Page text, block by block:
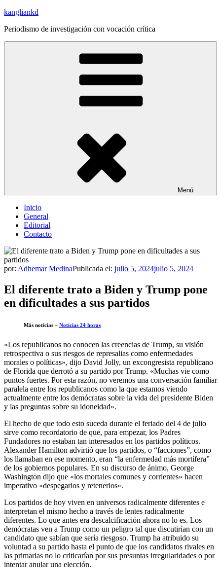
Saltar
contenido
kangliankd
Periodismo de investigación con vocación crítica
Menú
Inicio
General
Editorial
Contacto
por: Adhemar MedinaPublicada el: julio 5, 2024julio 5, 2024
El diferente trato a Biden y Trump pone
en dificultades a sus partidos
Más noticias – Noticias 24 horas
«Los republicanos no conocen las creencias de Trump, su visión
retrospectiva o sus riesgos de represalias como enfermedades
morales o políticas», dijo David Jolly, un excongresista republicano
de Florida que derrotó a su partido por Trump. «Muchas vie como
puntos fuertes. Por esta razón, no veremos una conversación familiar
paralela entre los republicanos como la que estamos viendo
actualmente entre los demócratas sobre la vida del presidente Biden
y las preguntas sobre su idoneidad».
El hecho de que todo esto suceda durante el feriado del 4 de julio
sirve como recordatorio de que, para empezar, los Padres
Fundadores no estaban tan interesados ​​en los partidos políticos.
Alexander Hamilton advirtió que los partidos, o “facciones”, como
los llamaban en ese momento, eran “la enfermedad más mortífera”
de los gobiernos populares. En su discurso de ánimo, George
Washington dijo que «los mortales comunes y corrientes» hacen
imperativo «despegarlos y retenerlos».
Los partidos de hoy viven en universos radicalmente diferentes e
interpretan el mismo hecho a través de lentes radicalmente
diferentes. Lo que antes era descalcificación ahora no lo es. Los
demócratas ven a Trump como un peligro tal que discutirían con un
candidato que sabían que sería riesgoso. Trump ha atribuido su
voluntad a su partido hasta el punto de que los candidatos rivales en
las primarias no lo criticarían por sus presuntas irregularidades o por
intentar anular una elección.